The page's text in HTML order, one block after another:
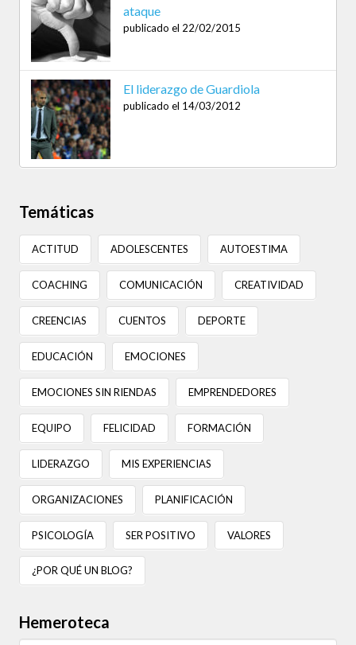
ataque
publicado el 22/02/2015
El liderazgo de Guardiola
publicado el 14/03/2012
Temáticas
ACTITUD ADOLESCENTES AUTOESTIMA
COACHING COMUNICACIÓN CREATIVIDAD
CREENCIAS CUENTOS DEPORTE
EDUCACIÓN EMOCIONES
EMOCIONES SIN RIENDAS EMPRENDEDORES
EQUIPO FELICIDAD FORMACIÓN
LIDERAZGO MIS EXPERIENCIAS
ORGANIZACIONES PLANIFICACIÓN
PSICOLOGÍA SER POSITIVO VALORES
¿POR QUÉ UN BLOG?
Hemeroteca